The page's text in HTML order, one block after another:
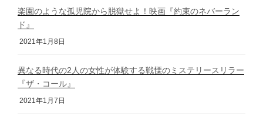
楽園のような孤児院から脱獄せよ！映画『約束のネバーラン
ド』
2021年1月8日
異なる時代の2人の女性が体験する戦慄のミステリースリラー
『ザ・コール』
2021年1月7日